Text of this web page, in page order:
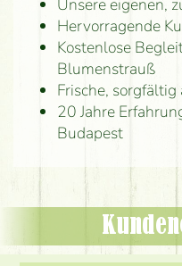
Hervorragende
Kostenlose
Blumenstrauß
Frische,
20 Jahre
Budapest